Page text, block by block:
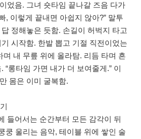
었음. 그녀 숏타임 끝나갈 즈음 다가
, 이렇게 끝내면 아쉽지 않아?” 말투
정해놓은 듯함. 손길이 허벅지 타고
시작함. 한발 뽑고 기절 직전이었는
며 내 무릎 위에 올라탐. 리듬 타며 흔
“롱타임 가면 내가 더 보여줄게.” 이
몸은 이미 굴복함.
들어서는 순간부터 모든 감각이 뒤
쿵 울리는 음악, 테이블 위에 쌓인 술